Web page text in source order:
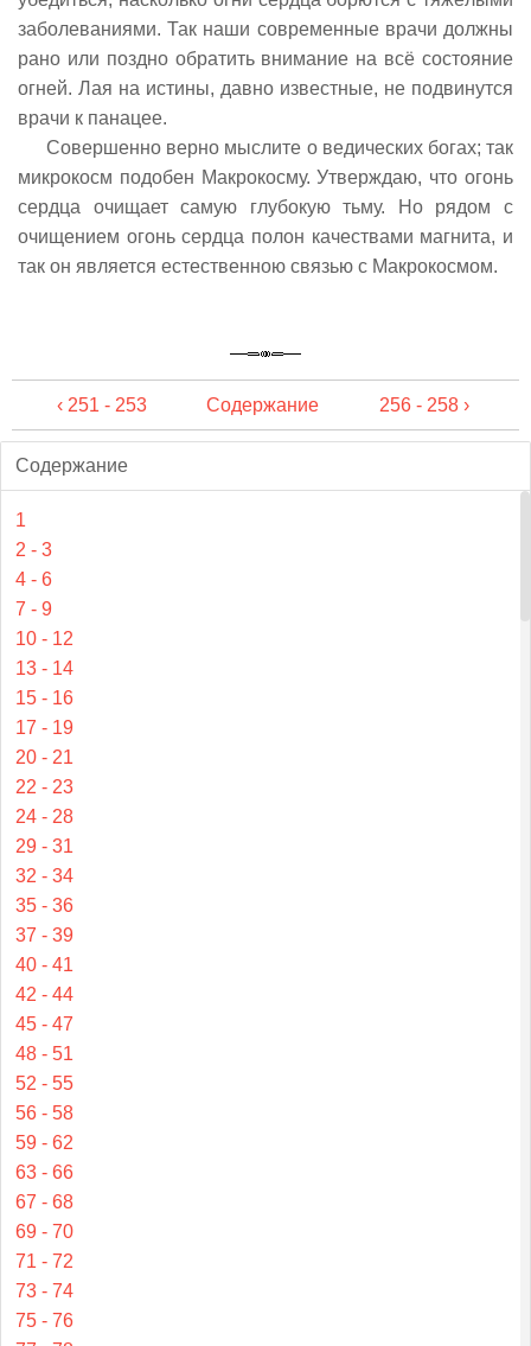
заболеваниями. Так наши современные врачи должны
рано или поздно обратить внимание на всё состояние
огней. Лая на истины, давно известные, не подвинутся
врачи к панацее.
Совершенно верно мыслите о ведических богах; так
микрокосм подобен Макрокосму. Утверждаю, что огонь
сердца очищает самую глубокую тьму. Но рядом с
очищением огонь сердца полон качествами магнита, и
так он является естественною связью с Макрокосмом.
‹ 251 - 253 Содержание 256 - 258 ›
Содержание
1
2 - 3
4 - 6
7 - 9
10 - 12
13 - 14
15 - 16
17 - 19
20 - 21
22 - 23
24 - 28
29 - 31
32 - 34
35 - 36
37 - 39
40 - 41
42 - 44
45 - 47
48 - 51
52 - 55
56 - 58
59 - 62
63 - 66
67 - 68
69 - 70
71 - 72
73 - 74
75 - 76